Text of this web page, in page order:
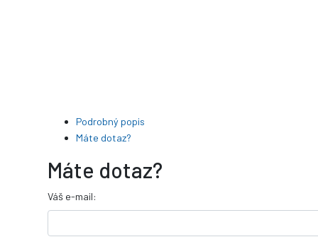
Podrobný popis
Máte dotaz?
Máte dotaz?
Váš e-mail: